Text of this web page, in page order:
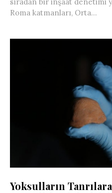
Roma katmanları, Orta...
Yoksulların